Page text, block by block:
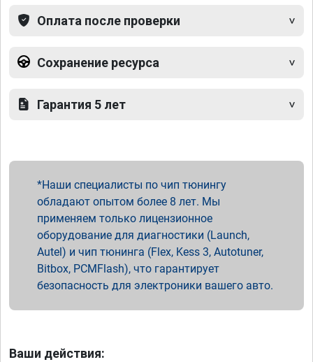
Оплата после проверки
Сохранение ресурса
Гарантия 5 лет
Наши специалисты по чип тюнингу
обладают опытом более 8 лет. Мы
применяем только лицензионное
оборудование для диагностики (Launch,
Autel) и чип тюнинга (Flex, Kess 3, Autotuner,
Bitbox, PCMFlash), что гарантирует
безопасность для электроники вашего авто.
Ваши действия: